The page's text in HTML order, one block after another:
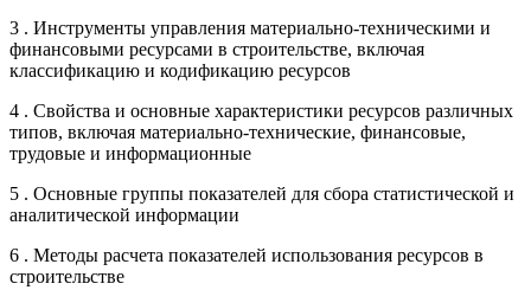
3 . Инструменты управления материально-техническими и
финансовыми ресурсами в строительстве, включая
классификацию и кодификацию ресурсов
4 . Свойства и основные характеристики ресурсов различных
типов, включая материально-технические, финансовые,
трудовые и информационные
5 . Основные группы показателей для сбора статистической и
аналитической информации
6 . Методы расчета показателей использования ресурсов в
строительстве